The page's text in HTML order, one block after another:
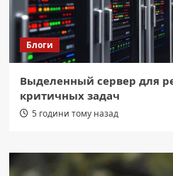
Блоги
Выделенный сервер для
критичных задач
5 години тому назад